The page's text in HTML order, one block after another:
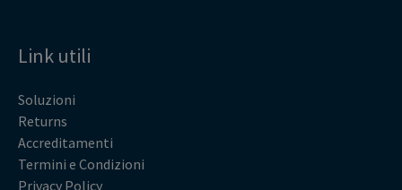
Link utili
Soluzioni
Returns
Accreditamenti
Termini e Condizioni
Privacy Policy